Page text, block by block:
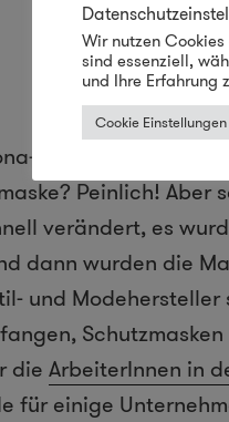
Bild:
Die
Krise anfing,
Peinlich! Aber
verändert, es
dann wurden die
und
die ArbeiterInnen in
für einige
Wir nutzen
sind essenziell,
und Ihre Erfahrung
Cookie Einstellungen